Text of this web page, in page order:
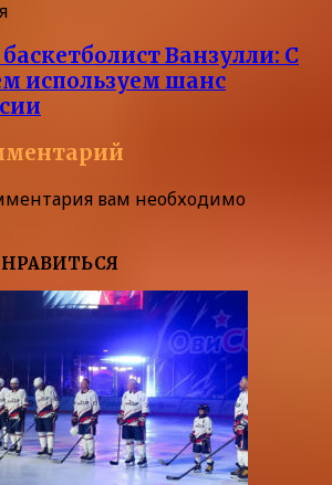
Ванзулли: С
используем шанс
вам необходимо